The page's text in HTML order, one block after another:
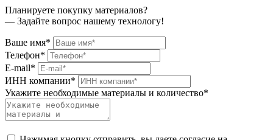
Планируете покупку материалов?
— Задайте вопрос нашему технологу!
Ваше имя*
Телефон*
E-mail*
ИНН компании*
Укажите необходимые материалы и количество*